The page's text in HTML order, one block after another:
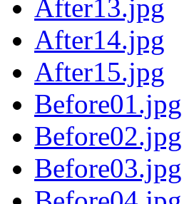
After13.jpg
After14.jpg
After15.jpg
Before01.jpg
Before02.jpg
Before03.jpg